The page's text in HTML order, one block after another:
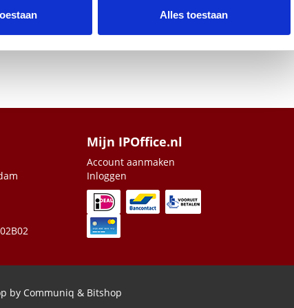
combineren met andere informatie die u aan ze heeft
Alles toestaan
Mijn IPOffice.nl
Account aanmaken
Inloggen
by Communiq & Bitshop